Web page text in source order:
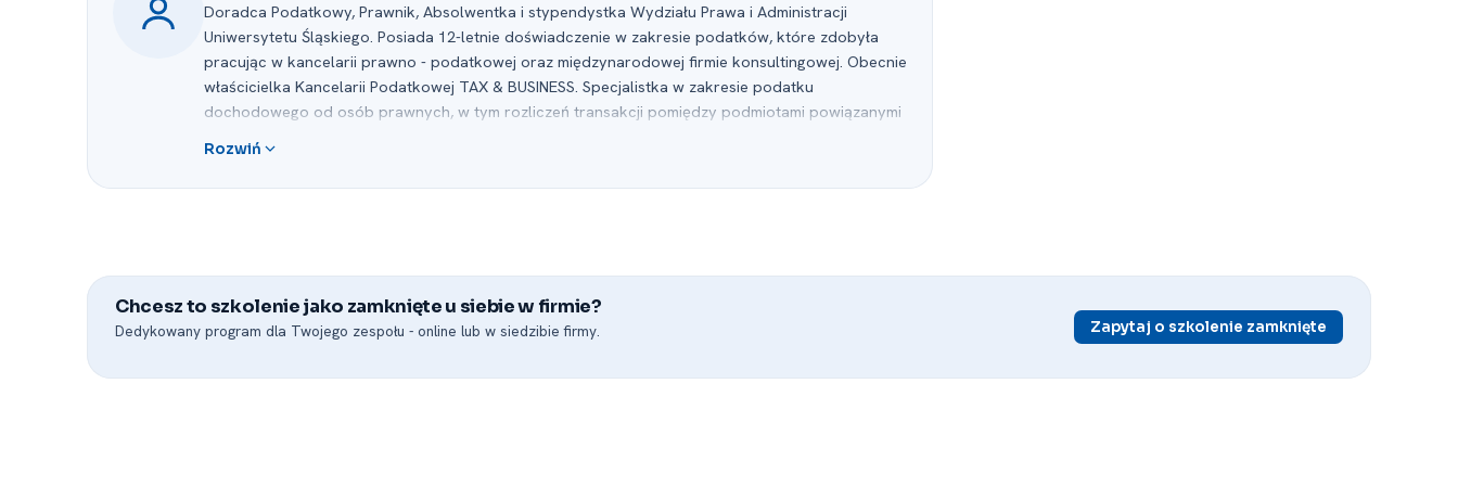
Doradca Podatkowy, Prawnik, Absolwentka i stypendystka Wydziału Prawa i Administracji
Uniwersytetu Śląskiego. Posiada 12-letnie doświadczenie w zakresie podatków, które zdobyła
pracując w kancelarii prawno -⁠ podatkowej oraz międzynarodowej firmie konsultingowej. Obecnie
właścicielka Kancelarii Podatkowej TAX & BUSINESS. Specjalistka w zakresie podatku
dochodowego od osób prawnych, w tym rozliczeń transakcji pomiędzy podmiotami powiązanymi
Rozwiń
Chcesz to szkolenie jako zamknięte u siebie w firmie?
Dedykowany program dla Twojego zespołu -⁠ online lub w siedzibie firmy. Zapytaj o szkolenie zamknięte